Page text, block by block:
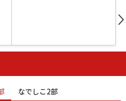
石人の星
なでしこ2部